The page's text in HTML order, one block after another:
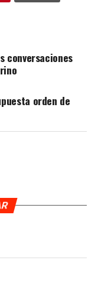
conversaciones
orden de